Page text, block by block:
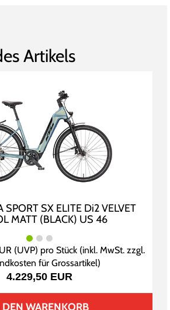
Artikels
SPORT SX ELITE Di2 VELVET
MATT (BLACK) US 46
(UVP) pro Stück (inkl. MwSt. zzgl.
für Grossartikel)
4.229,50 EUR
DEN WARENKORB